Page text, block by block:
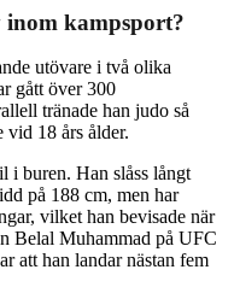
kampsport?
utövare i två olika
gått över 300
tränade han judo så
vid 18 års ålder.
i buren. Han slåss långt
på 188 cm, men har
vilket han bevisade när
Belal Muhammad på UFC
att han landar nästan fem